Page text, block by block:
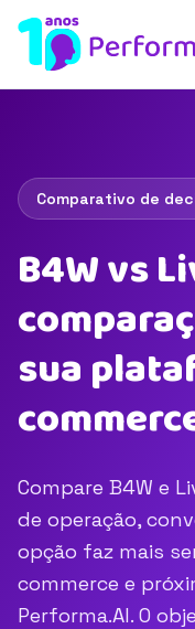
Comparativo de
B4W vs
sua
Compare B4W e
de operação,
opção faz mais
commerce e
Performa.AI. O